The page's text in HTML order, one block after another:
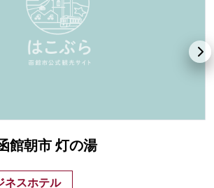
館朝市 灯の湯
ネスホテル